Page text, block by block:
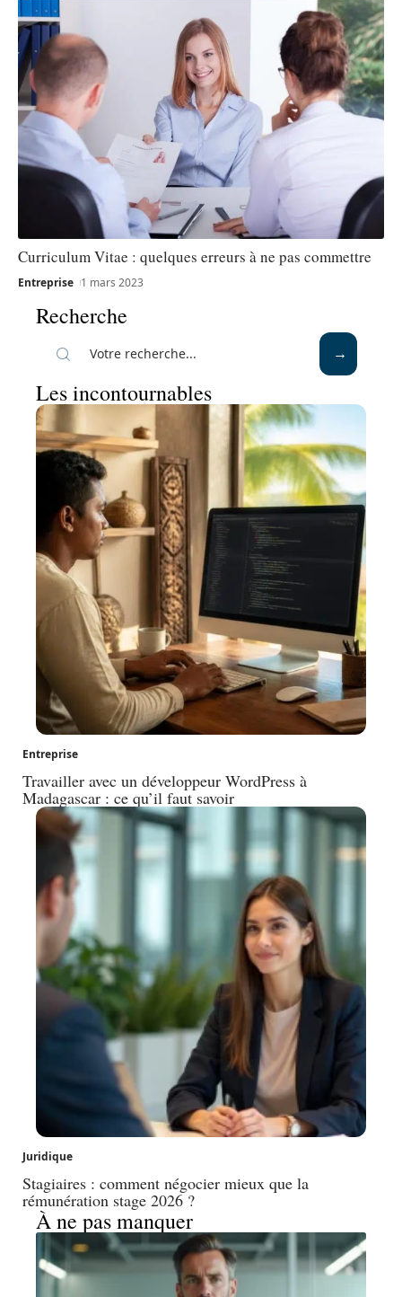
Curriculum Vitae : quelques erreurs à ne pas commettre
Entreprise 1 mars 2023
Recherche
Les incontournables
Entreprise
Travailler avec un développeur WordPress à
Madagascar : ce qu’il faut savoir
Juridique
Stagiaires : comment négocier mieux que la
rémunération stage 2026 ?
À ne pas manquer